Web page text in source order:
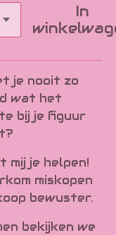
In
je nooit zo
wat het
bij je figuur
mij je helpen!
miskopen
bewuster.
bekijken we